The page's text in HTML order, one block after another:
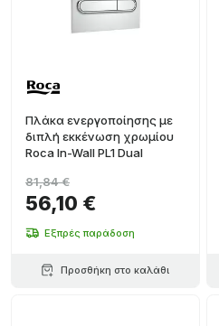
Πλάκα ενεργοποίησης με
διπλή εκκένωση χρωμίου
Roca In-Wall PL1 Dual
56,10 €
81,84 €
Εξπρές παράδοση
Προσθήκη στο καλάθι